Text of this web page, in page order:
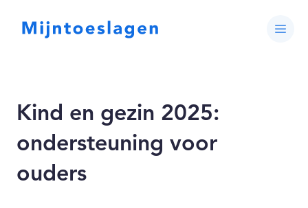
Kind en gezin 2025:
ondersteuning voor
ouders